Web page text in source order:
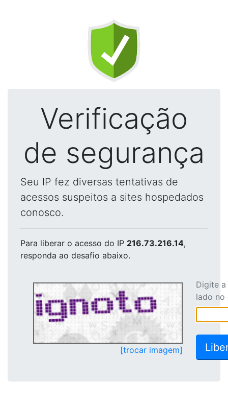
Verificação
de segurança
Seu IP fez diversas tentativas de
acessos suspeitos a sites hospedados
conosco.
Para liberar o acesso do IP 216.73.216.14,
responda ao desafio abaixo.
[trocar imagem]
Digite
lado no